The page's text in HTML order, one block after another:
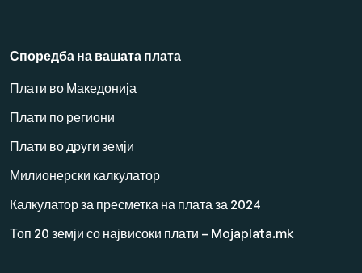
Споредба на вашата плата
Плати во Македонија
Плати по региони
Плати во други земји
Милионерски калкулатор
Калкулатор за пресметка на плата за 2024
Топ 20 земји со највисоки плати – Mojaplata.mk